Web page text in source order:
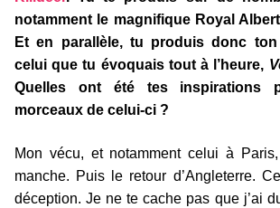
notamment le magnifique Royal
Et en parallèle, tu produis donc ton
celui que tu évoquais tout à l’heure,
Quelles ont été tes inspirations
morceaux de celui-ci ?
Mon vécu, et notamment celui à
manche. Puis le retour d’Angleterre.
déception. Je ne te cache pas que j’ai